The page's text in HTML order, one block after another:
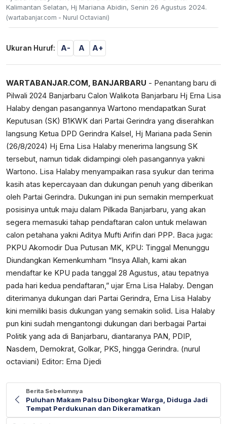
Kalimantan Selatan, Hj Mariana Abidin, Senin 26 Agustus 2024.
(wartabanjar.com - Nurul Octaviani)
Ukuran Huruf: A- A A+
WARTABANJAR.COM, BANJARBARU - Penantang baru di
Pilwali 2024 Banjarbaru Calon Walikota Banjarbaru Hj Erna Lisa
Halaby dengan pasangannya Wartono mendapatkan Surat
Keputusan (SK) B1KWK dari Partai Gerindra yang diserahkan
langsung Ketua DPD Gerindra Kalsel, Hj Mariana pada Senin
(26/8/2024) Hj Erna Lisa Halaby menerima langsung SK
tersebut, namun tidak didampingi oleh pasangannya yakni
Wartono. Lisa Halaby menyampaikan rasa syukur dan terima
kasih atas kepercayaan dan dukungan penuh yang diberikan
oleh Partai Gerindra. Dukungan ini pun semakin memperkuat
posisinya untuk maju dalam Pilkada Banjarbaru, yang akan
segera memasuki tahap pendaftaran calon untuk melawan
calon petahana yakni Aditya Mufti Arifin dari PPP. Baca juga:
PKPU Akomodir Dua Putusan MK, KPU: Tinggal Menunggu
Diundangkan Kemenkumham “Insya Allah, kami akan
mendaftar ke KPU pada tanggal 28 Agustus, atau tepatnya
pada hari kedua pendaftaran,” ujar Erna Lisa Halaby. Dengan
diterimanya dukungan dari Partai Gerindra, Erna Lisa Halaby
kini memiliki basis dukungan yang semakin solid. Lisa Halaby
pun kini sudah mengantongi dukungan dari berbagai Partai
Politik yang ada di Banjarbaru, diantaranya PAN, PDIP,
Nasdem, Demokrat, Golkar, PKS, hingga Gerindra. (nurul
octaviani) Editor: Erna Djedi
Berita Sebelumnya
Puluhan Makam Palsu Dibongkar Warga, Diduga Jadi
Tempat Perdukunan dan Dikeramatkan